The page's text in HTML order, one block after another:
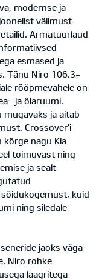
modernse ja
välimust
Armatuurlaud
esmased ja
Tänu Niro 106,3-
rööpmevahele on
ja õlaruumi.
ja aitab
Crossover'i
nagu Kia
toimuvast ning
ja sealt
kuid
ning siledale
jaoks väga
Niro rohke
laagritega